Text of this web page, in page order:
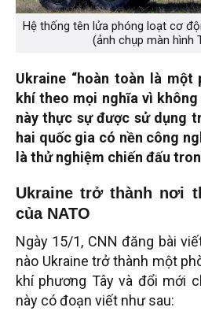
Hệ thống tên lửa phóng loạt cơ
(ảnh chụp màn hình
Ukraine “hoàn toàn là một
khí theo mọi nghĩa vì
này thực sự được sử dụng
hai quốc gia có nền công
là thử nghiệm chiến đấu
Ukraine trở thành nơi
của NATO
Ngày 15/1, CNN đăng bài
nào Ukraine trở thành một
khí phương Tây và đổi mới
này có đoạn viết như sau: